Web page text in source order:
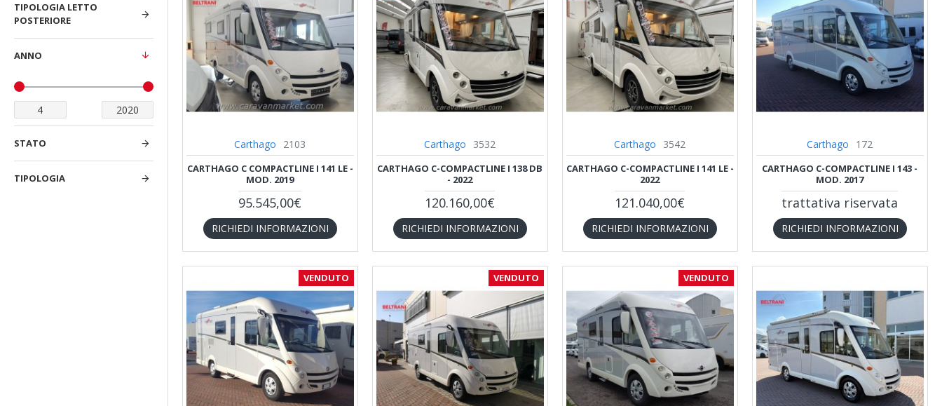
ANNO
STATO
TIPOLOGIA LETTO
POSTERIORE
TIPOLOGIA
Carthago 2103
CARTHAGO C COMPACTLINE I 141 LE -
MOD. 2019
95.545,00€
RICHIEDI INFORMAZIONI
Carthago 3532
CARTHAGO C-COMPACTLINE I 138 DB
- 2022
120.160,00€
RICHIEDI INFORMAZIONI
Carthago 3542
CARTHAGO C-COMPACTLINE I 141 LE -
2022
121.040,00€
RICHIEDI INFORMAZIONI
Carthago 172
CARTHAGO C-COMPACTLINE I 143 -
MOD. 2017
trattativa riservata
RICHIEDI INFORMAZIONI
VENDUTO VENDUTO VENDUTO